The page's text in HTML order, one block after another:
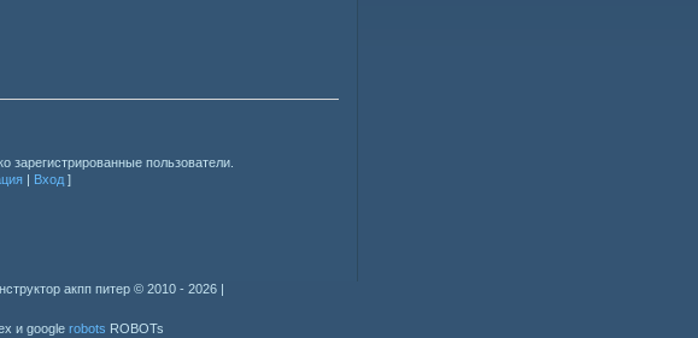
зарегистрированные пользователи.
| Вход ]
акпп питер © 2010 - 2026 |
и google robots ROBOTs